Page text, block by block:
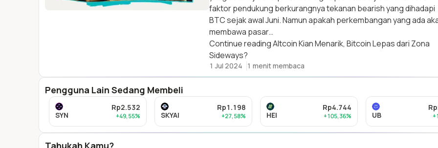
faktor pendukung berkurangnya tekanan bearish yang dihadapi
BTC sejak awal Juni. Namun apakah perkembangan yang ada
membawa pasar…
Continue readingAltcoin Kian Menarik, Bitcoin Lepas dari Zona
Sideways?
1 Jul 2024 1 menit membaca
Pengguna Lain Sedang Membeli
SYN
Rp2.532
+49,55% SKYAI
Rp1.198
+27,58% HEI
Rp4.744
+105,36% UB
Tahukah Kamu?